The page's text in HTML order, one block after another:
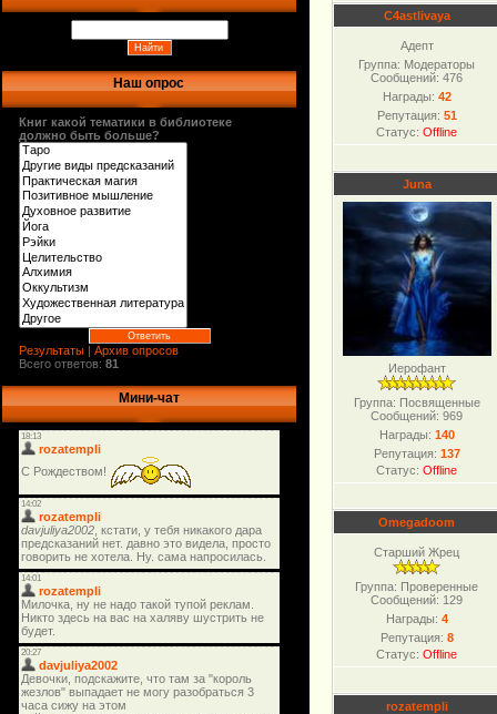
Наш опрос
Книг какой тематики в библиотеке
должно быть больше?
Результаты | Архив опросов
Всего ответов: 81
Мини-чат
C4astlivaya
Адепт
Группа: Модераторы
Сообщений:476
Награды: 42
Репутация: 51
Статус:Offline
Juna
Иерофант
Группа: Посвященные
Сообщений:969
Награды: 140
Репутация: 137
Статус:Offline
Omegadoom
Старший Жрец
Группа: Проверенные
Сообщений: 129
Награды: 4
Репутация: 8
Статус:Offline
rozatempli